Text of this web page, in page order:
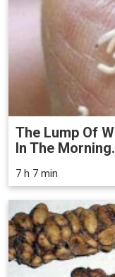
The Lump Of
In The
7 h 7 min